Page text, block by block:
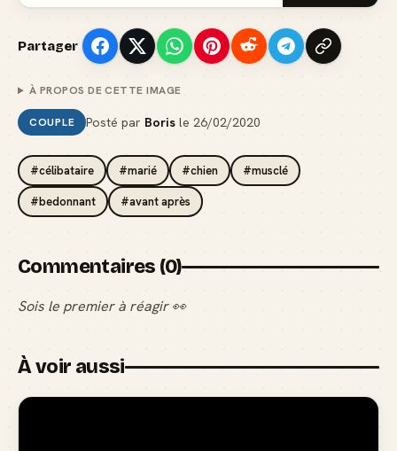
Partager
À PROPOS DE CETTE IMAGE
COUPLE Posté par Boris le26/02/2020
#célibataire #marié #chien #musclé
#bedonnant #avant après
Commentaires (0)
Sois le premier à réagir 👀
À voir aussi